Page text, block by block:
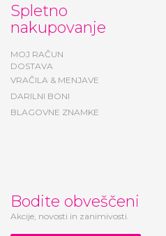
Spletno
nakupovanje
MOJ RAČUN
DOSTAVA
VRAČILA & MENJAVE
DARILNI BONI
BLAGOVNE ZNAMKE
Bodite obveščeni
Akcije, novosti in zanimivosti.